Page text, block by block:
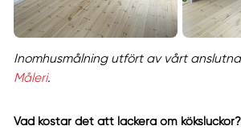
Inomhusmålning utfört av vårt
Måleri.
Vad kostar det att lackera om köksluckor?